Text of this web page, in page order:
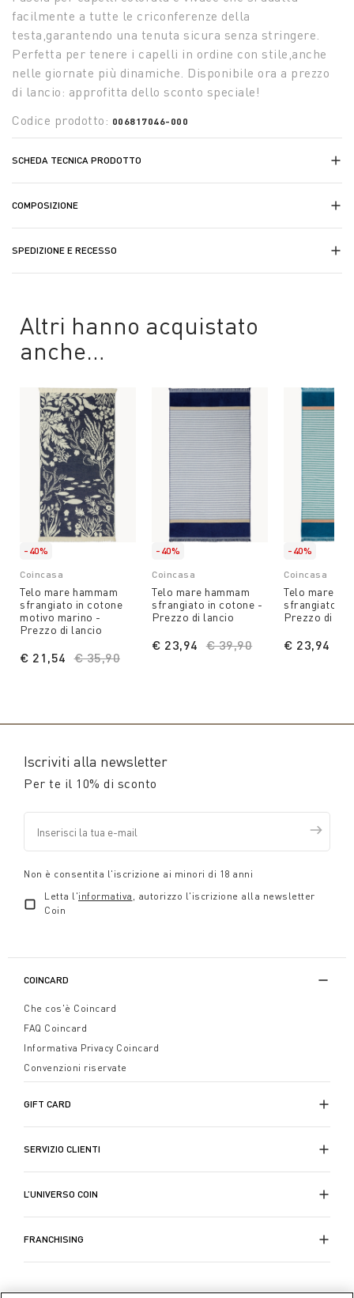
facilmente a tutte le criconferenze della
testa,garantendo una tenuta sicura senza stringere.
Perfetta per tenere i capelli in ordine con stile,anche
nelle giornate più dinamiche. Disponibile ora a prezzo
di lancio: approfitta dello sconto speciale!
Codice prodotto: 006817046-000
SCHEDA TECNICA PRODOTTO
COMPOSIZIONE
SPEDIZIONE E RECESSO
Altri hanno acquistato
anche…
-40%
Coincasa
Telo mare hammam
sfrangiato in cotone
motivo marino -
Prezzo di lancio
Price reduced from
€ 35,90
€ 21,54
-40%
Coincasa
Telo mare hammam
sfrangiato in cotone -
Prezzo di lancio
Price reduced from
€ 39,90
€ 23,94
-40%
Coincasa
Telo mare
sfrangiato in
Prezzo di
€ 23,94
Iscriviti alla newsletter
Per te il 10% di sconto
Non è consentita l'iscrizione ai minori di 18 anni
Letta l'informativa , autorizzo l'iscrizione alla newsletter
Coin
COINCARD
Che cos'è Coincard
FAQ Coincard
Informativa Privacy Coincard
Convenzioni riservate
GIFT CARD
SERVIZIO CLIENTI
L’UNIVERSO COIN
FRANCHISING